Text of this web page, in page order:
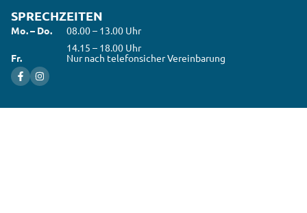
SPRECHZEITEN
Mo. – Do.
08.00 – 13.00 Uhr
14.15 – 18.00 Uhr
Fr.
Nur nach telefonsicher Vereinbarung